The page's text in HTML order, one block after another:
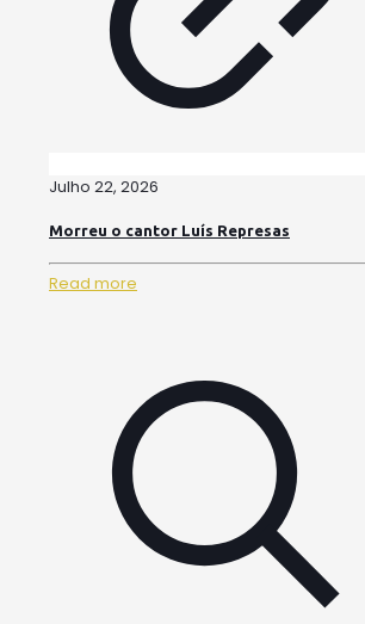
Julho 22, 2026
Morreu o cantor Luís Represas
Read more